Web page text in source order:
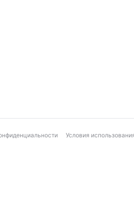
Условия